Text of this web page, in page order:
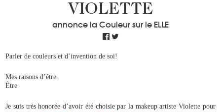
VIOLETTE
annonce la Couleur sur le ELLE
Parler de couleurs et d’invention de soi!
Mes raisons d’être.
Être
Je suis très honorée d’avoir été choisie par la makeup artiste Violette pour